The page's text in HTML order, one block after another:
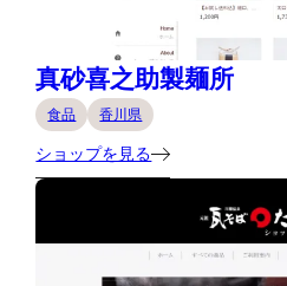
真砂喜之助製麺所
食品 香川県
ショップを見る